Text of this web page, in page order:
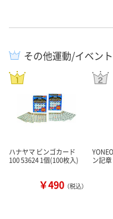
その他運動/イベン
ハナヤマ ビンゴカード
100 53624 1個(100枚入)
￥490 （税込）
ン記